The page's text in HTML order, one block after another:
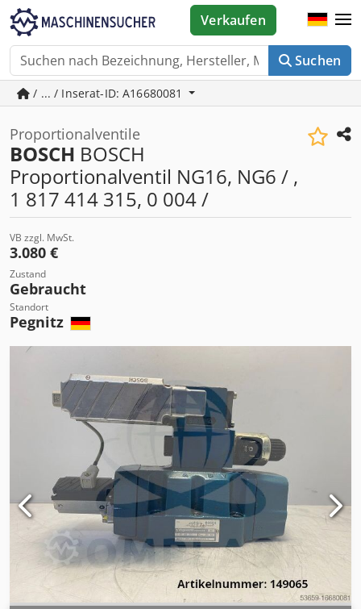
Suchen
Verkaufen
/ ... / Inserat-ID: A16680081
Proportionalventile
BOSCH BOSCH
Proportionalventil NG16, NG6 / ,
1 817 414 315, 0 004 /
VB zzgl. MwSt.
3.080 €
Zustand
Gebraucht
Standort
Pegnitz